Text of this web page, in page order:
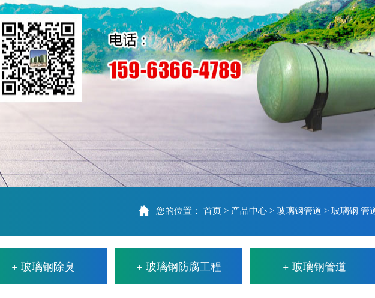
您的位置： 首页 > 产品中心 > 玻璃钢管道 > 玻璃钢 管
+ 玻璃钢除臭 + 玻璃钢防腐工程 + 玻璃钢管道